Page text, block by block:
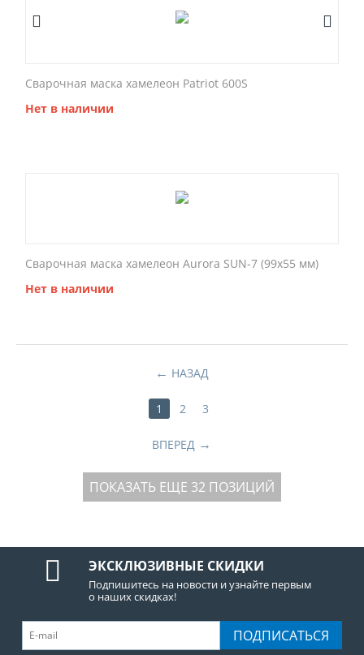
Сварочная маска хамелеон Patriot 600S
Нет в наличии
Сварочная маска хамелеон Aurora SUN-7 (99x55 мм)
Нет в наличии
НАЗАД
1 2 3
ВПЕРЕД
ПОКАЗАТЬ ЕЩЕ 32 ПОЗИЦИЙ
ЭКСКЛЮЗИВНЫЕ СКИДКИ
Подпишитесь на новости и узнайте первым
о наших скидках!
ПОДПИСАТЬСЯ